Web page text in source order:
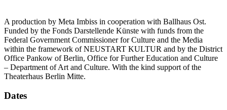
A production by Meta Imbiss in cooperation with Ballhaus Ost.
Funded by the Fonds Darstellende Künste with funds from the
Federal Government Commissioner for Culture and the Media
within the framework of NEUSTART KULTUR and by the District
Office Pankow of Berlin, Office for Further Education and Culture
– Department of Art and Culture. With the kind support of the
Theaterhaus Berlin Mitte.
Dates